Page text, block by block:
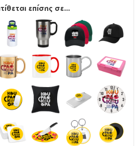
επίσης σε...